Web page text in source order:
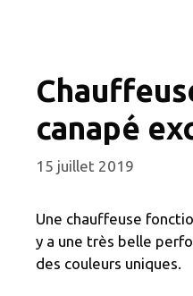
canapé
15 juillet 2019
Une chauffeuse
y a une très belle
des couleurs uniques.